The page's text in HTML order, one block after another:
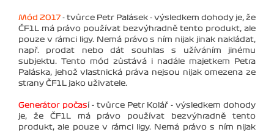
Mód 2017 - tvůrce Petr Palásek - výsledkem dohody je, že
ČF1L má právo používat bezvýhradně tento produkt, ale
pouze v rámci ligy. Nemá právo s ním nijak jinak nakládat,
např. prodat nebo dát souhlas s užíváním jinému
subjektu. Tento mód zůstává i nadále majetkem Petra
Paláska, jehož vlastnická práva nejsou nijak omezena ze
strany ČF1L jako uživatele.
Generátor počasí - tvůrce Petr Kolář - výsledkem dohody
je, že ČF1L má právo používat bezvýhradně tento
produkt, ale pouze v rámci ligy. Nemá právo s ním nijak